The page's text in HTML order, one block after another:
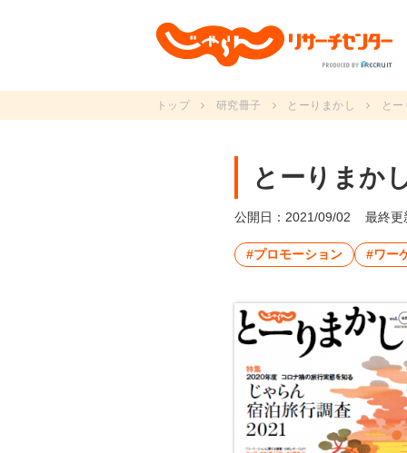
トップ 研究冊子 とーりまかし と
とーりまか
公開日：2021/09/02 最終更
#プロモーション #ワー